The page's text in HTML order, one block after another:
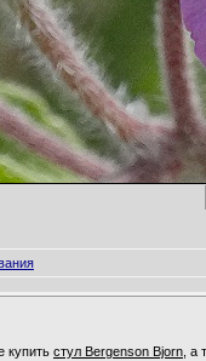
купить стул Bergenson Bjorn ,